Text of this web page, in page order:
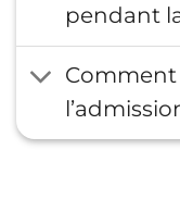
pendant
Comment